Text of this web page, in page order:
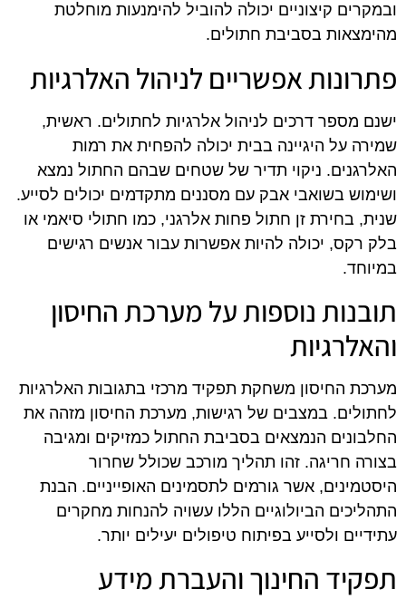
ובמקרים קיצוניים יכולה להוביל להימנעות מוחלטת
מהימצאות בסביבת חתולים.
פתרונות אפשריים לניהול האלרגיות
ישנם מספר דרכים לניהול אלרגיות לחתולים. ראשית,
שמירה על היגיינה בבית יכולה להפחית את רמות
האלרגנים. ניקוי תדיר של שטחים שבהם החתול נמצא
ושימוש בשואבי אבק עם מסננים מתקדמים יכולים לסייע.
שנית, בחירת זן חתול פחות אלרגני, כמו חתולי סיאמי או
בלק רקס, יכולה להיות אפשרות עבור אנשים רגישים
במיוחד.
תובנות נוספות על מערכת החיסון
והאלרגיות
מערכת החיסון משחקת תפקיד מרכזי בתגובות האלרגיות
לחתולים. במצבים של רגישות, מערכת החיסון מזהה את
החלבונים הנמצאים בסביבת החתול כמזיקים ומגיבה
בצורה חריגה. זהו תהליך מורכב שכולל שחרור
היסטמינים, אשר גורמים לתסמינים האופייניים. הבנת
התהליכים הביולוגיים הללו עשויה להנחות מחקרים
עתידיים ולסייע בפיתוח טיפולים יעילים יותר.
תפקיד החינוך והעברת מידע